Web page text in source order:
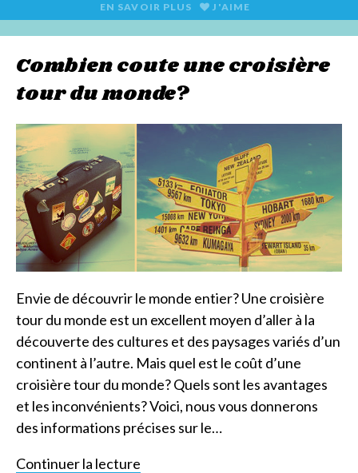
EN SAVOIR PLUS
J'AIME
Combien coute une croisière
tour du monde?
Envie de découvrir le monde entier? Une croisière
tour du monde est un excellent moyen d’aller à la
découverte des cultures et des paysages variés d’un
continent à l’autre. Mais quel est le coût d’une
croisière tour du monde? Quels sont les avantages
et les inconvénients? Voici, nous vous donnerons
des informations précises sur le…
Continuer la lecture